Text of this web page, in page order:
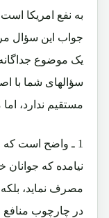
به نفع امریکا
جواب این سؤال
یک موضوع
سؤالهای شما با
مستقیم ندارد،
1 ـ واضح است که
نیامده که جوانان
مصرف نماید،
در چارچوب منافع